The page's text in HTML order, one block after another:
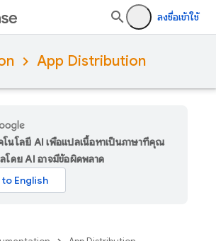
ลงชื่อเข้าใช้
App Distribution
นโลยี AI เพื่อแปลเนื้อหาเป็นภาษาที่คุณ
โดย AI อาจมีข้อผิดพลาด